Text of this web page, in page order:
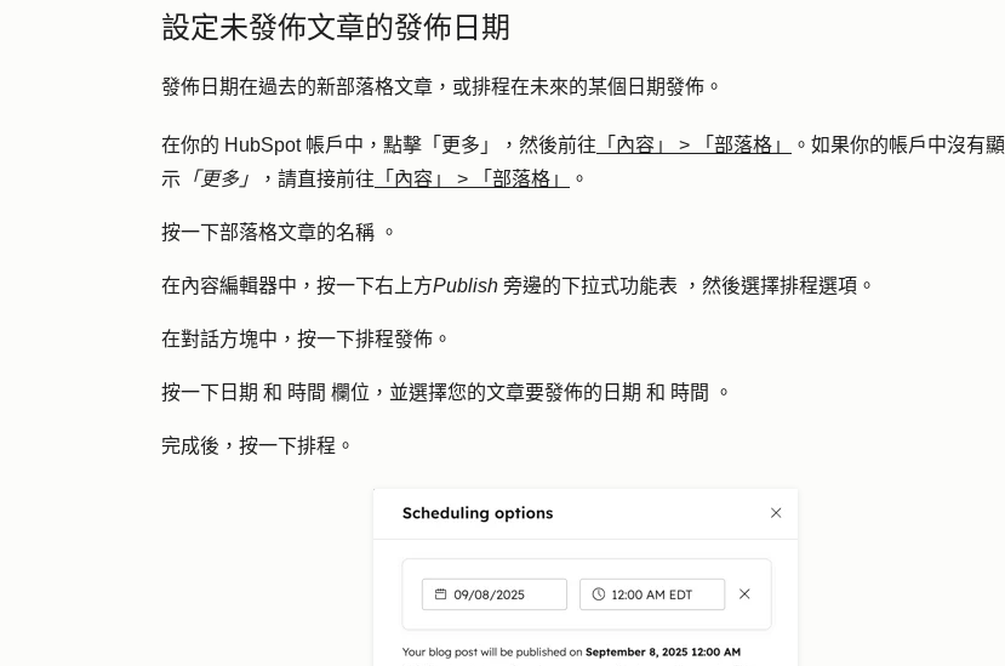
設定未發佈文章的發佈日期
發佈日期在過去的新部落格文章，或排程在未來的某個日期發佈。
在你的 HubSpot 帳戶中，點擊 「更多」 ，然後前往 「內容」 > 「部落格」
。如果你的帳戶中沒有顯
示 「更多」 ，請直接前往 「內容」 > 「部落格」 。
按一下部落格文章的名稱 。
在內容編輯器中，按一下右上方Publish 旁邊的下拉式功能表 ，然後選擇排程選項 。
在對話方塊中，按一下排程發佈 。
按一下 日期 和 時間 欄位，並選擇您的文章要發佈的 日期 和 時間 。
完成後，按一下排程 。